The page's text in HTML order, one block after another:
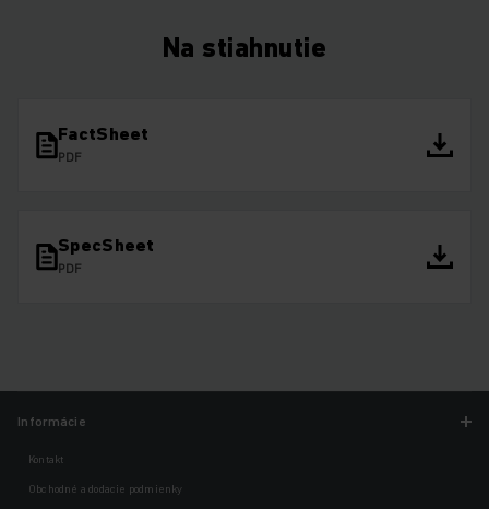
Na stiahnutie
FactSheet
PDF
SpecSheet
PDF
Informácie
Kontakt
Obchodné a dodacie podmienky